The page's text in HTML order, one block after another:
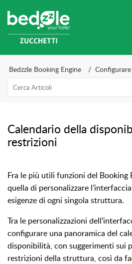
Bedzzle Booking Engine
Calendario della
restrizioni
Fra le più utili funzioni del Booking
quella di personalizzare
esigenze di ogni singola struttura.
Tra le personalizzazioni
configurare una panoramica del
disponibilità, con suggerimenti sui
restrizioni della struttura, così da